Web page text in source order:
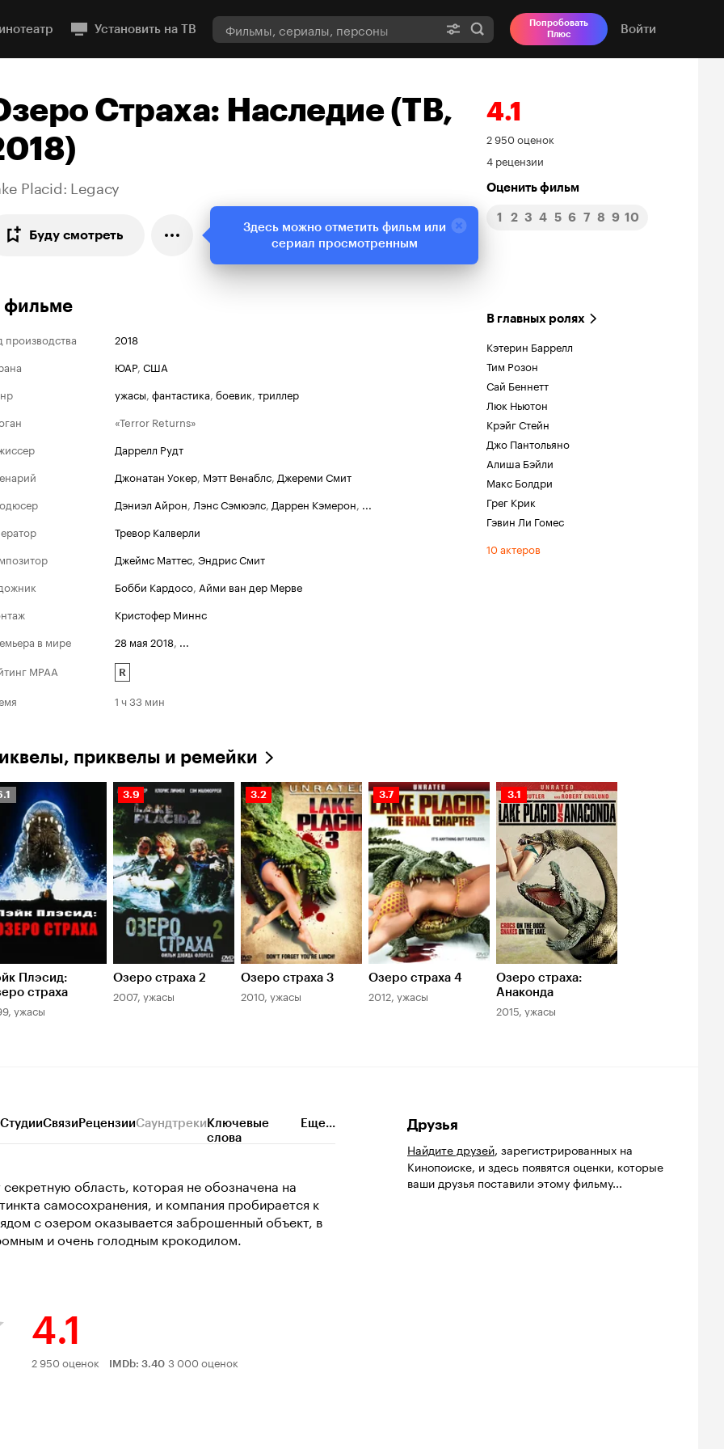
Установить на ТВ
Попробовать
Плюс
Войти
Страха: Наследие (ТВ,
Placid: Legacy
Буду смотреть
4.1
Рейтинг
Кинопоиска
4.1
2 950 оценок
4 рецензии
Оценить фильм
1 2 3 4 5 6 7 8 9 10
производства
2018
ЮАР, США
ужасы, фантастика, боевик, триллер
«Terror Returns»
Даррелл Рудт
Джонатан Уокер, Мэтт Венаблс, Джереми Смит
Дэниэл Айрон, Лэнс Сэмюэлс, Даррен Кэмерон, ...
Тревор Калверли
Джеймс Маттес, Эндрис Смит
Бобби Кардосо, Айми ван дер Мерве
Кристофер Миннс
в мире
28 мая 2018, ...
MPAA
R
1 ч 33 мин
В главных ролях
Кэтерин Баррелл
Тим Розон
Сай Беннетт
Люк Ньютон
Крэйг Стейн
Джо Пантольяно
Алиша Бэйли
Макс Болдри
Грег Крик
Гэвин Ли Гомес
10 актеров
приквелы и ремейки
Кинопоиска
Плэсид:
страха
ужасы
Рейтинг
Кинопоиска
3.9
3.9
Озеро страха 2
2007, ужасы
Рейтинг
Кинопоиска
3.2
3.2
Озеро страха 3
2010, ужасы
Рейтинг
Кинопоиска
3.7
3.7
Озеро страха 4
2012, ужасы
Рейтинг
Кинопоиска
3.1
3.1
Озеро страха:
Анаконда
2015, ужасы
СтудииСвязиРецензииСаундтрекиКлючевые
слова
Еще...
область, которая не обозначена на
самосохранения, и компания пробирается к
с озером оказывается заброшенный объект, в
и очень голодным крокодилом.
4.1
Рейтинг
2 950 оценок IMDb: 3.40 3 000 оценок
Друзья
Найдите друзей, зарегистрированных на
Кинопоиске, и здесь появятся оценки, которые
ваши друзья поставили этому фильму...
Здесь можно отметить фильм или
сериал просмотренным